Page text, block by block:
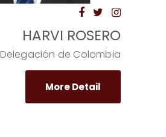
HARVI ROSERO
Delegación de Colombia
More Detail